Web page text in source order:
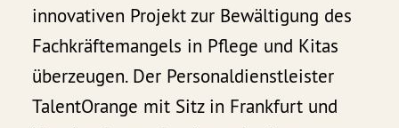
innovativen Projekt zur Bewältigung des
Fachkräftemangels in Pflege und Kitas
überzeugen. Der Personaldienstleister
TalentOrange mit Sitz in Frankfurt und